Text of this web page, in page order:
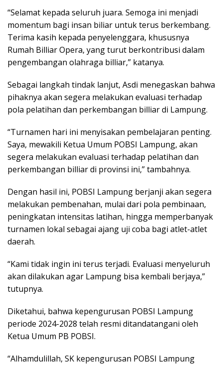
“Selamat kepada seluruh juara. Semoga ini menjadi
momentum bagi insan biliar untuk terus berkembang.
Terima kasih kepada penyelenggara, khususnya
Rumah Billiar Opera, yang turut berkontribusi dalam
pengembangan olahraga billiar,” katanya.
Sebagai langkah tindak lanjut, Asdi menegaskan bahwa
pihaknya akan segera melakukan evaluasi terhadap
pola pelatihan dan perkembangan billiar di Lampung.
“Turnamen hari ini menyisakan pembelajaran penting.
Saya, mewakili Ketua Umum POBSI Lampung, akan
segera melakukan evaluasi terhadap pelatihan dan
perkembangan billiar di provinsi ini,” tambahnya.
Dengan hasil ini, POBSI Lampung berjanji akan segera
melakukan pembenahan, mulai dari pola pembinaan,
peningkatan intensitas latihan, hingga memperbanyak
turnamen lokal sebagai ajang uji coba bagi atlet-atlet
daerah.
“Kami tidak ingin ini terus terjadi. Evaluasi menyeluruh
akan dilakukan agar Lampung bisa kembali berjaya,”
tutupnya.
Diketahui, bahwa kepengurusan POBSI Lampung
periode 2024-2028 telah resmi ditandatangani oleh
Ketua Umum PB POBSI.
“Alhamdulillah, SK kepengurusan POBSI Lampung